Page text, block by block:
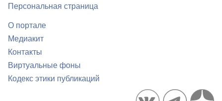
Персональная страница
О портале
Медиакит
Контакты
Виртуальные фоны
Кодекс этики публикаций